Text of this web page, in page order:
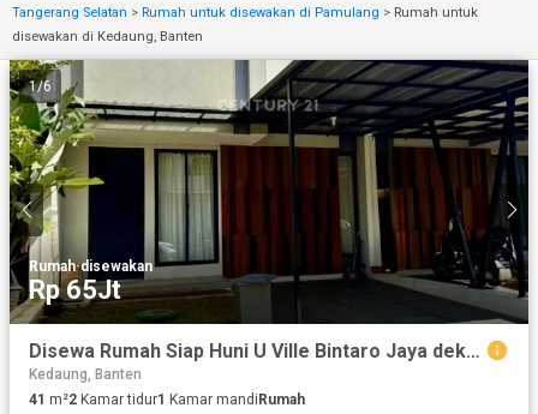
Tangerang Selatan > Rumah untuk disewakan di Pamulang > Rumah untuk
disewakan di Kedaung, Banten
1/6
Rumah·disewakan
Rp 65Jt
Disewa Rumah Siap Huni U Ville Bintaro Jaya dekat Kampus UPJ #284421
Kedaung, Banten
41 m²2 Kamar tidur1 Kamar mandiRumah